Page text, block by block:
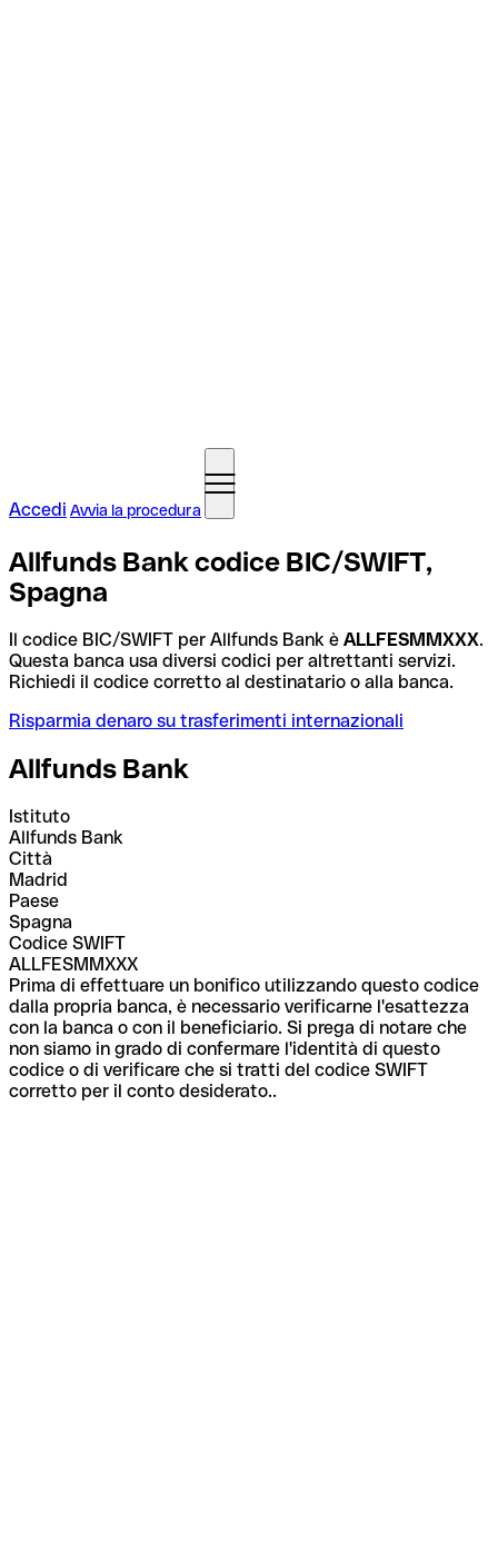
Accedi Avvia la procedura
Allfunds Bank codice BIC/SWIFT,
Spagna
Il codice BIC/SWIFT per Allfunds Bank è ALLFESMMXXX.
Questa banca usa diversi codici per altrettanti servizi.
Richiedi il codice corretto al destinatario o alla banca.
Risparmia denaro su trasferimenti internazionali
Allfunds Bank
Istituto
Allfunds Bank
Città
Madrid
Paese
Spagna
Codice SWIFT
ALLFESMMXXX
Prima di effettuare un bonifico utilizzando questo codice
dalla propria banca, è necessario verificarne l'esattezza
con la banca o con il beneficiario. Si prega di notare che
non siamo in grado di confermare l'identità di questo
codice o di verificare che si tratti del codice SWIFT
corretto per il conto desiderato..